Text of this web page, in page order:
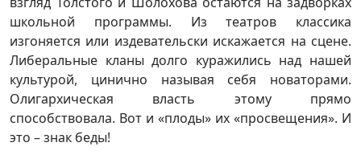
школьной программы. Из театров классика
изгоняется или издевательски искажается на сцене.
Либеральные кланы долго куражились над нашей
культурой, цинично называя себя новаторами.
Олигархическая власть этому прямо
способствовала. Вот и «плоды» их «просвещения». И
это – знак беды!